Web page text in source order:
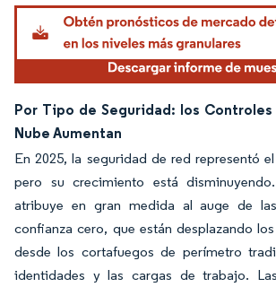
Por Tipo de Seguridad: los
Nube Aumentan
En 2025, la seguridad de red representó
pero su crecimiento está
atribuye en gran medida al auge de
confianza cero, que están desplazando
desde los cortafuegos de perímetro
identidades y las cargas de trabajo.